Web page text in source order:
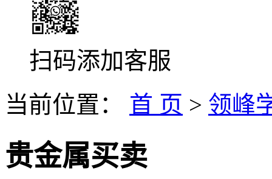
扫码添加客服
当前位置： 首 页 > 领峰
贵金属买卖